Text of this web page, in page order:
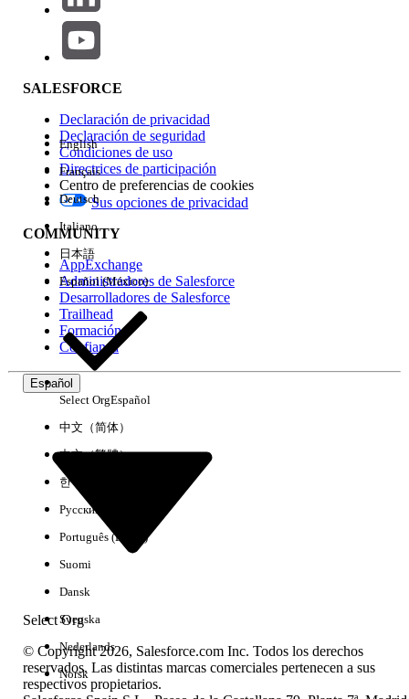
Repercusión de función
Edición
Experiencia
No hay resultados
SALESFORCE
Declaración de privacidad
Declaración de seguridad
Condiciones de uso
Directrices de participación
Centro de preferencias de cookies
Sus opciones de privacidad
COMMUNITY
AppExchange
Administradores de Salesforce
Desarrolladores de Salesforce
Trailhead
Formación
Confianza
Español
Select Org
English
Français
Deutsch
Italiano
日本語
Español (México)
Select OrgEspañol
中文（简体）
中文（繁體）
한국어
Русский
Português (Brasil)
Suomi
Dansk
Svenska
Nederlands
Norsk
© Copyright 2026, Salesforce.com Inc. Todos los derechos
reservados. Las distintas marcas comerciales pertenecen a sus
respectivos propietarios.